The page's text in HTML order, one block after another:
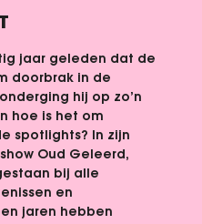
jaar geleden dat de
doorbrak in de
hij op zo’n
hoe is het om
spotlights? In zijn
Oud Geleerd,
bij alle
en
jaren hebben